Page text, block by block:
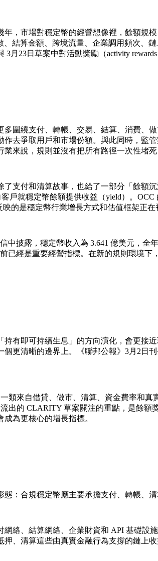
，市場對穩定幣的經營想像裡，餘額規
、結算金額、跨境流量、企業調用頻次
23日草案中對活動獎勵（activity rewards
圍繞支付、轉帳、交易、結算、消費、
去爭取用戶和市場份額。與此同時，監
來說，規則並沒有把所有路徑一次性堵死
支付和清算故事，也給了一部分「餘額
戶就穩定幣餘額提供收益（yield）。
映的是穩定幣行業增長方式和估值框架正在
中披露，穩定幣收入為 3.641 億美元，全
已經是重要經營指標。在新的規則環境
有即可持續生息」的方向演化，會更接
更清晰的邊界上。《聯邦公報》3月2日
類來自借貸、做市、清算、資金費率和
出的 CLARITY 草案關注的重點，是餘
為更核心的增長指標。
： 合規穩定幣應主要承擔支付、轉帳、
絡、結算網絡、企業財資和 API 基礎設
、清算這些由真實金融行為支撐的鏈上收